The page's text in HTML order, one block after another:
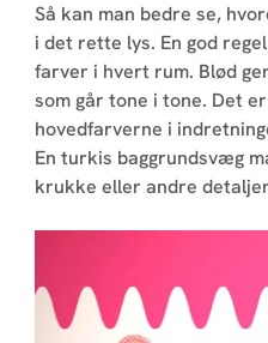
Så kan man bedre se,
i det rette lys. En god
farver i hvert rum. Blød
som går tone i tone. Det
hovedfarverne i
En turkis baggrundsvæg
krukke eller andre